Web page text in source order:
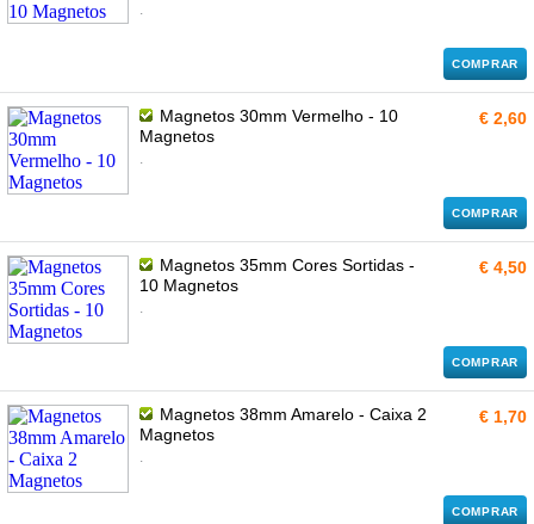
.
COMPRAR
Magnetos 30mm Vermelho - 10
Magnetos
.
€ 2,60
COMPRAR
Magnetos 35mm Cores Sortidas -
10 Magnetos
.
€ 4,50
COMPRAR
Magnetos 38mm Amarelo - Caixa 2
Magnetos
.
€ 1,70
COMPRAR